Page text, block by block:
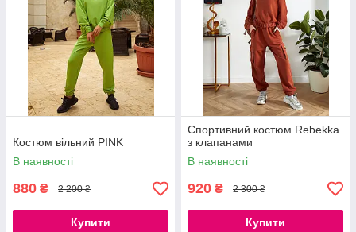
Костюм вільний PINK
В наявності
880 ₴ 2 200 ₴
Купити
Спортивний костюм Rebekka
з клапанами
В наявності
920 ₴ 2 300 ₴
Купити